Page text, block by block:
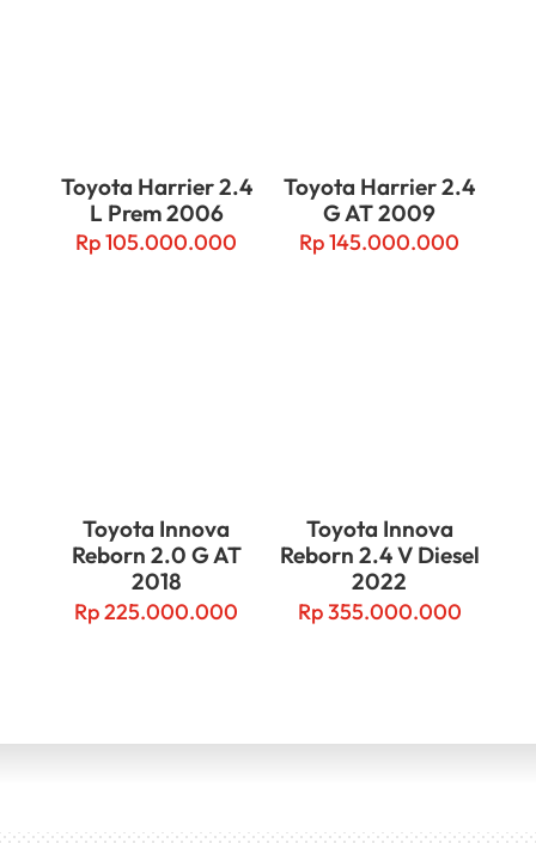
Toyota Harrier 2.4
L Prem 2006
Rp105.000.000
Toyota Harrier 2.4
G AT 2009
Rp145.000.000
Toyota Innova
Reborn 2.0 G AT
2018
Rp225.000.000
Toyota Innova
Reborn 2.4 V Diesel
2022
Rp355.000.000